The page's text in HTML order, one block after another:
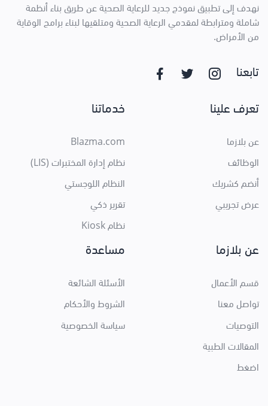
نهدف إلى تطبيق نموذج جديد للرعاية الصحية عن طريق بناء أنظمة
شاملة ومترابطة لمقدمي الرعاية الصحية ومتلقيها لبناء برامج الوقاية
من الأمراض.
تابعنا
تعرف علينا
عن بلازما
الوظائف
أنضم كشريك
عرض تجريبي
خدماتنا
Blazma.com
نظام إدارة المختبرات (LIS)
النظام اللوجستي
تقرير ذكي
نظام Kiosk
عن بلازما
قسم الأعمال
تواصل معنا
التوصيات
المقالات الطبية
اضغط
مساعدة
الأسئلة الشائعة
الشروط والأحكام
سياسة الخصوصية